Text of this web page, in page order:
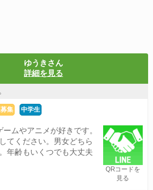
ゆうきさん
詳細を見る
集 中学生
QRコードを
見る
ムやアニメが好きです。
てください。男女どちら
年齢もいくつでも大丈夫